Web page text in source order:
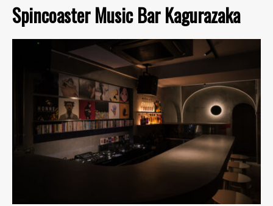
Spincoaster Music Bar Kagurazaka